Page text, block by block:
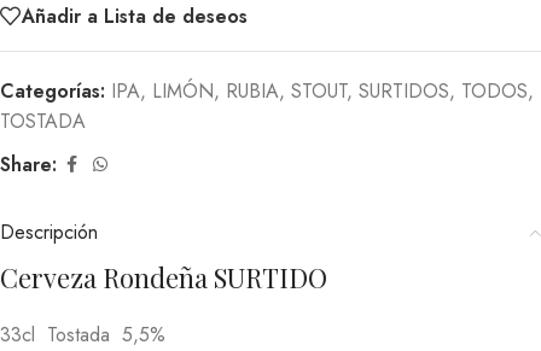
Añadir a Lista de deseos
Categorías: IPA, LIMÓN, RUBIA, STOUT, SURTIDOS, TODOS,
TOSTADA
Share:
Descripción
Cerveza Rondeña SURTIDO
33cl Tostada 5,5%